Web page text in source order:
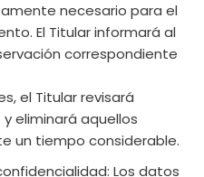
necesario para el
El Titular informará al
correspondiente
el Titular revisará
eliminará aquellos
un tiempo considerable.
Los datos